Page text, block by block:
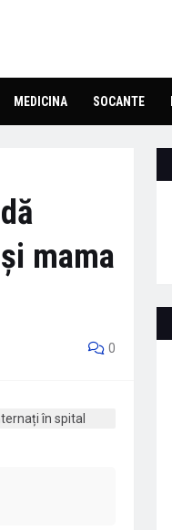
MEDICINA SOCANTE
mama
0